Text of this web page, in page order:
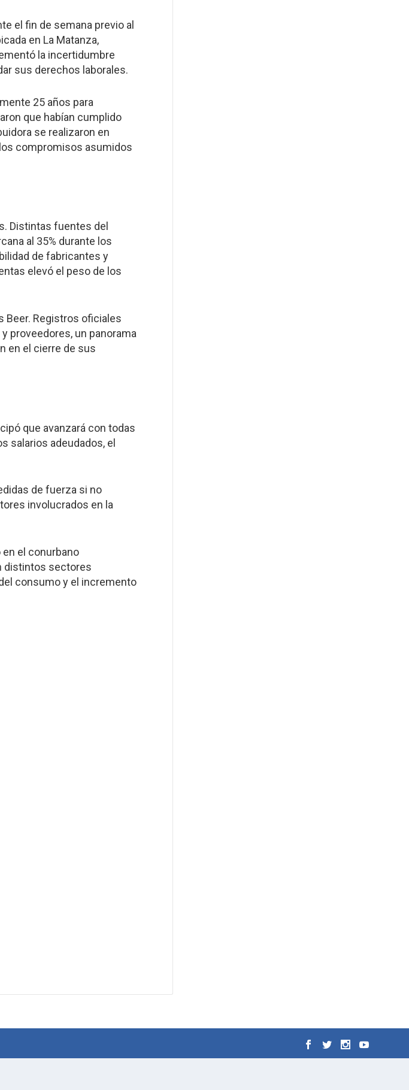
el fin de semana previo al
en La Matanza,
la incertidumbre
sus derechos laborales.
25 años para
que habían cumplido
se realizaron en
compromisos asumidos
Distintas fuentes del
al 35% durante los
de fabricantes y
elevó el peso de los
Beer. Registros oficiales
proveedores, un panorama
en el cierre de sus
que avanzará con todas
salarios adeudados, el
de fuerza si no
involucrados en la
el conurbano
distintos sectores
consumo y el incremento